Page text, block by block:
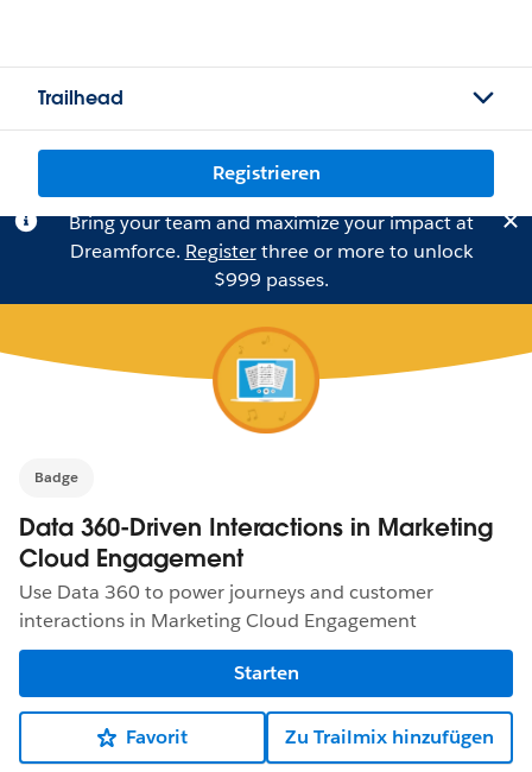
Trailhead
Registrieren
Bring your team and maximize your impact at
Dreamforce. Registerthree or more to unlock
$999 passes.
Badge
Data 360-Driven Interactions in Marketing
Cloud Engagement
Use Data 360 to power journeys and customer
interactions in Marketing Cloud Engagement
Starten
Favorit Zu Trailmix hinzufügen